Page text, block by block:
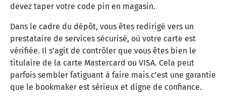
devez taper votre code pin en magasin.
Dans le cadre du dépôt, vous êtes redirigé vers un
prestataire de services sécurisé, où votre carte est
vérifiée. Il s’agit de contrôler que vous êtes bien le
titulaire de la carte Mastercard ou VISA. Cela peut
parfois sembler fatiguant à faire mais c’est une garantie
que le bookmaker est sérieux et digne de confiance.